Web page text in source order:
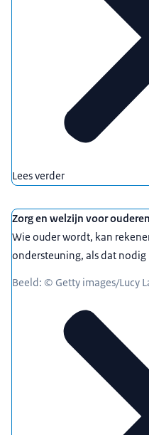
Lees verder
Zorg en welzijn voor ouderen
Wie ouder wordt, kan
ondersteuning, als dat nodig
Beeld: © Getty images/Lucy